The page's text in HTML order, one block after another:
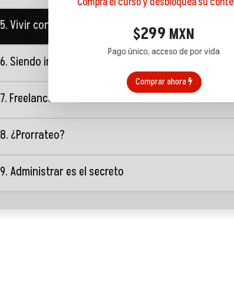
5. Vivir con mis papás
6. Siendo independiente
7. Freelanceando
8. ¿Prorrateo?
9. Administrar es el secreto
$299 MXN
Pago único, acceso de por vida
Comprar ahora